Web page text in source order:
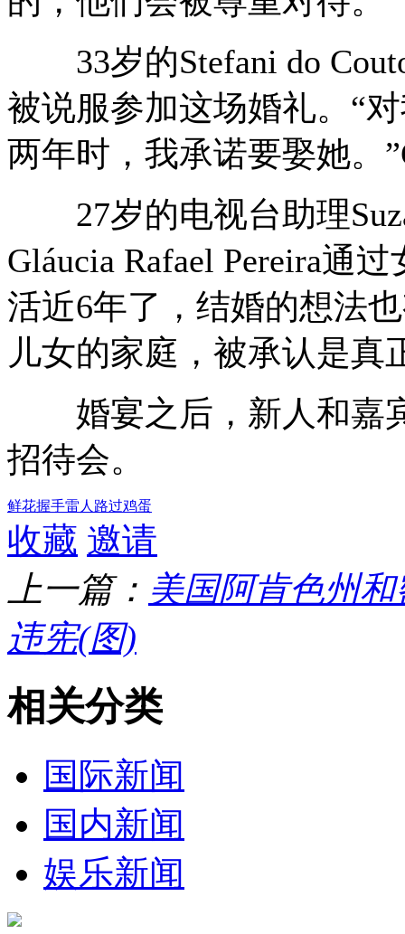
33岁的Stefani do
被说服参加这场婚礼。“
两年时，我承诺要娶她。
27岁的电视台助理
Gláucia Rafael Pereira通
活近6年了，结婚的想法
儿女的家庭，被承认是真
婚宴之后，新人和嘉
招待会。
鲜花握手雷人 路过鸡蛋
收藏 邀请
上一篇： 美国阿肯色州
违宪(图)
相关分类
国际新闻
国内新闻
娱乐新闻